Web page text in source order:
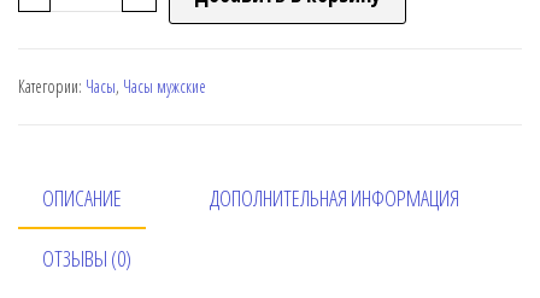
Категории: Часы, Часы мужские
ОПИСАНИЕ ДОПОЛНИТЕЛЬНАЯ ИНФОРМАЦИЯ
ОТЗЫВЫ (0)